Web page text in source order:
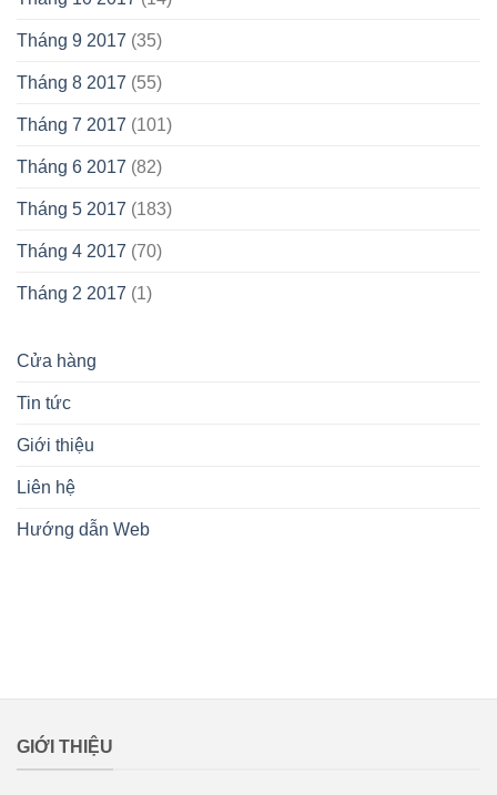
Tháng 9 2017 (35)
Tháng 8 2017 (55)
Tháng 7 2017 (101)
Tháng 6 2017 (82)
Tháng 5 2017 (183)
Tháng 4 2017 (70)
Tháng 2 2017 (1)
Cửa hàng
Tin tức
Giới thiệu
Liên hệ
Hướng dẫn Web
GIỚI THIỆU